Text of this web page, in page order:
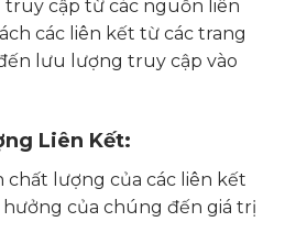
cập từ các nguồn liên
các liên kết từ các trang
lưu lượng truy cập vào
Liên Kết:
chất lượng của các liên kết
hưởng của chúng đến giá trị